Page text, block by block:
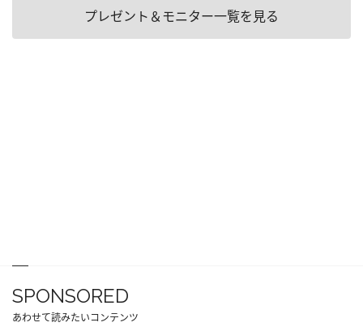
プレゼント＆モニター一覧を見る
SPONSORED
あわせて読みたいコンテンツ